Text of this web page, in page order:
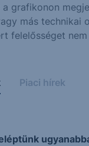
grafikonon
más technikai
felelősséget
Piaci hírek